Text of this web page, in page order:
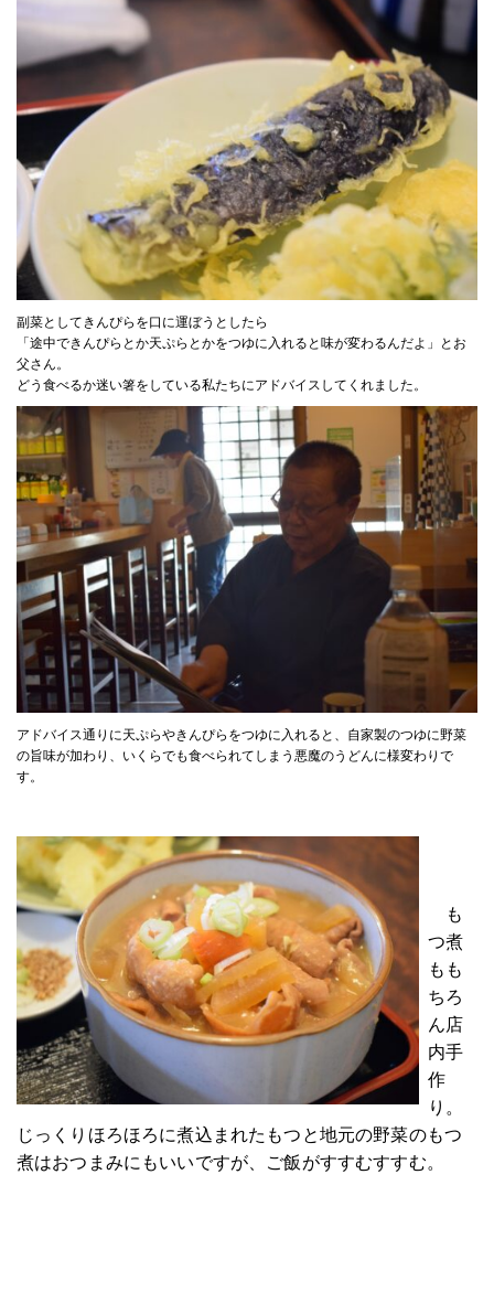
副菜としてきんぴらを口に運ぼうとしたら
「途中できんぴらとか天ぷらとかをつゆに入れると味が変わるんだよ」とお
父さん。
どう食べるか迷い箸をしている私たちにアドバイスしてくれました。
アドバイス通りに天ぷらやきんぴらをつゆに入れると、自家製のつゆに野菜
の旨味が加わり、いくらでも食べられてしまう悪魔のうどんに様変わりで
す。
も
つ煮
もも
ちろ
ん店
内手
作
り。
じっくりほろほろに煮込まれたもつと地元の野菜のもつ
煮はおつまみにもいいですが、ご飯がすすむすすむ。